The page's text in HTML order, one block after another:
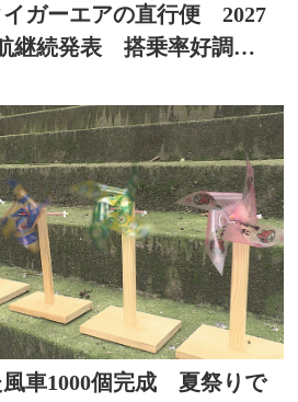
イガーエアの直行便 2027
継続発表 搭乗率好調を
風車1000個完成 夏祭りで